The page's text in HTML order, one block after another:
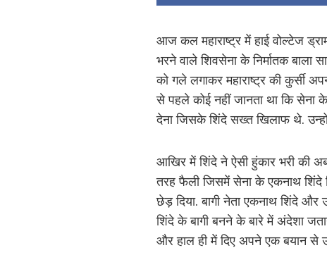
आज कल महाराष्ट्र में हाई वोल्टेज
भरने वाले शिवसेना के निर्मातक
को गले लगाकर महाराष्ट्र की
से पहले कोई नहीं जानता था कि सेना
देना जिसके शिंदे सख्त खिलाफ थे.
आखिर में शिंदे ने ऐसी हुंकार भरी की
तरह फैली जिसमें सेना के एकनाथ शिंदे
छेड़ दिया. बागी नेता एकनाथ शिंदे और
शिंदे के बागी बनने के बारे में अंदेशा
और हाल ही में दिए अपने एक बयान से